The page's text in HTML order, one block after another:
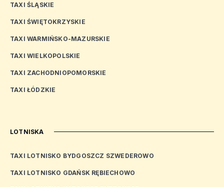
TAXI ŚLĄSKIE
TAXI ŚWIĘTOKRZYSKIE
TAXI WARMIŃSKO-MAZURSKIE
TAXI WIELKOPOLSKIE
TAXI ZACHODNIOPOMORSKIE
TAXI ŁÓDZKIE
LOTNISKA
TAXI LOTNISKO BYDGOSZCZ SZWEDEROWO
TAXI LOTNISKO GDAŃSK RĘBIECHOWO